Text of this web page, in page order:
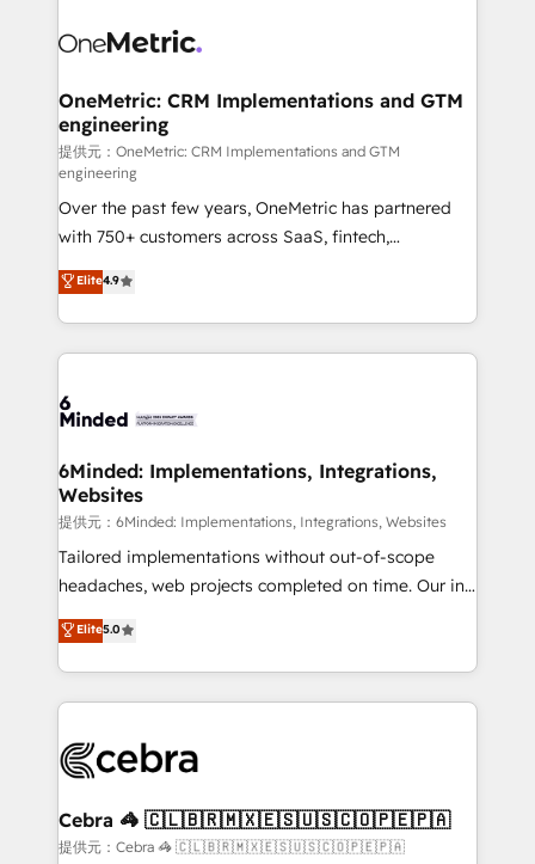
Iberia (Spain & Portugal), we combine human insight
growth. Our multidisciplinary team designs solutions
that simplify complexity, boost performance, and
turn innovation into real impact. 🌍 Highlights •
HubSpot Partner since 2012 • 2022 EMEA Impact
Award: Best Integration • 150+ successful HubSpot
projects • Clients in 30+ industries • Proprietary
technology for integrations • Multilingual team:
English, Spanish, Portuguese & Italian 👉 Grow
smarter with AI and HubSpot.
OneMetric: CRM Implementations and GTM
engineering
提供元：OneMetric: CRM Implementations and GTM
engineering
Over the past few years, OneMetric has partnered
with 750+ customers across SaaS, fintech,
healthcare, real estate, and other industries. With
150+ HubSpot-certified experts, we deliver scalable
solutions to complex GTM and RevOps challenges.
Our Expertise 🔹 Onboarding & Implementation:
tailored to your GTM motion. 🔹 Migrations:
from other CRMs to HubSpot without data loss or
downtime. 🔹 RevOps Strategy: Align teams,
processes, and data to drive revenue efficiency. 🔹
Integrations: Connect HubSpot with your tech stack
for better adoption. 🔹 Custom Solutions: Build
SOC 2 Type II and ISO 27001 certified, reinforcing
our commitment to data security and compliance. At
Elite4.9
6Minded: Implementations, Integrations,
Websites
提供元：6Minded: Implementations, Integrations, Websites
Tailored implementations without out-of-scope
headaches, web projects completed on time. Our in-
house team of certified CRM architects, experts,
developers, designers, and marketers handles all
aspects of your HubSpot. ✨ 400+ global clients ✨
100+ seamless migrations from 15+ different CRMs
implementations, and 5,000+ pages ✨ CS: Clients
CS: 245% organic growth & +751% new visitors for a
full-funnel HubSpot project ✨ CS: 415% conversion
Elite5.0
Cebra 🦓 🇨🇱🇧🇷🇲🇽🇪🇸🇺🇸🇨🇴🇵🇪🇵🇦
提供元：Cebra 🦓 🇨🇱🇧🇷🇲🇽🇪🇸🇺🇸🇨🇴🇵🇪🇵🇦